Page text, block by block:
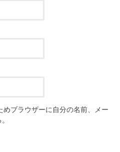
めブラウザーに自分の名前、メー